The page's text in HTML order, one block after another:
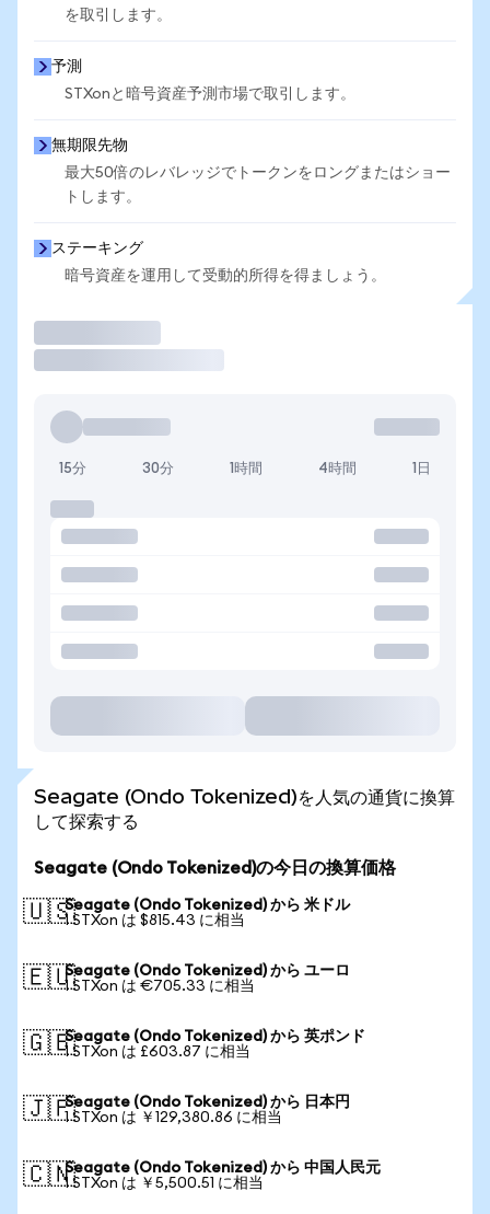
を取引します。
予測
STXonと暗号資産予測市場で取引します。
無期限先物
最大50倍のレバレッジでトークンをロングまたはショー
トします。
ステーキング
暗号資産を運用して受動的所得を得ましょう。
15分 30分 1時間 4時間 1日
Seagate (Ondo Tokenized)を人気の通貨に換算
して探索する
Seagate (Ondo Tokenized)の今日の換算価格
🇺🇸Seagate (Ondo Tokenized) から 米ドル
1 STXon は $815.43 に相当
🇪🇺Seagate (Ondo Tokenized) から ユーロ
1 STXon は €705.33 に相当
🇬🇧Seagate (Ondo Tokenized) から 英ポンド
1 STXon は £603.87 に相当
🇯🇵Seagate (Ondo Tokenized) から 日本円
1 STXon は ￥129,380.86 に相当
🇨🇳Seagate (Ondo Tokenized) から 中国人民元
1 STXon は ￥5,500.51 に相当